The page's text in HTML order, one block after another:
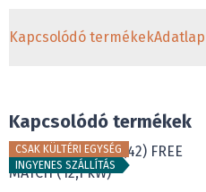
Kapcsolódó termékekAdatlap
Kapcsolódó termékek
CSAK KÜLTÉRI EGYSÉG
INGYENES SZÁLLÍTÁS